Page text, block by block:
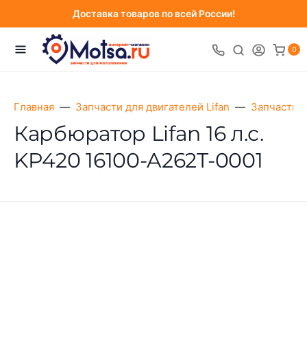
Доставка товаров по всей России!
0
Главная Запчасти для двигателей Lifan Запчасти
Карбюратор Lifan 16 л.с.
KP420 16100-A262T-0001